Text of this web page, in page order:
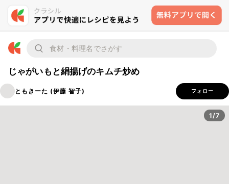
じゃがいもと絹揚げのキムチ炒め
ともきーた (伊藤 智子) フォロー
1/7